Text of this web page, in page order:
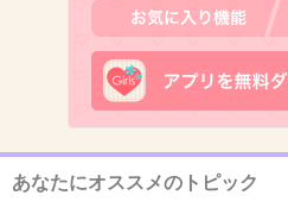
ジャニーさん面白い
11. 匿名2014/03/26(水) 16:02:16
あなたにオススメのトピック